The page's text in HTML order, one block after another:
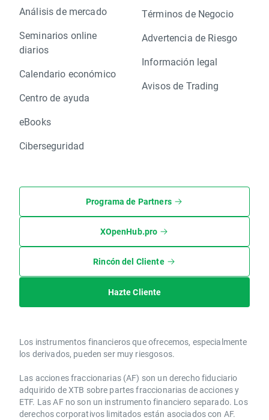
Análisis de mercado
Seminarios online
diarios
Calendario económico
Centro de ayuda
eBooks
Ciberseguridad
Términos de Negocio
Advertencia de Riesgo
Información legal
Avisos de Trading
Programa de Partners
XOpenHub.pro
Rincón del Cliente
Hazte Cliente
Los instrumentos financieros que ofrecemos, especialmente
los derivados, pueden ser muy riesgosos.
Las acciones fraccionarias (AF) son un derecho fiduciario
adquirido de XTB sobre partes fraccionarias de acciones y
ETF. Las AF no son un instrumento financiero separado. Los
derechos corporativos limitados están asociados con AF.